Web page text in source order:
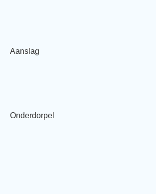
Aanslag
Onderdorpel